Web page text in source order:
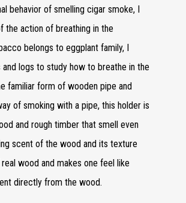
behavior of smelling cigar smoke, I
the action of breathing in the
belongs to eggplant family, I
logs to study how to breathe in the
familiar form of wooden pipe and
of smoking with a pipe, this holder is
and rough timber that smell even
scent of the wood and its texture
wood and makes one feel like
directly from the wood.